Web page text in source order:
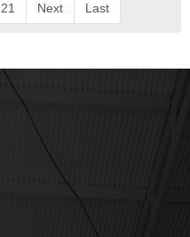
21 Next Last